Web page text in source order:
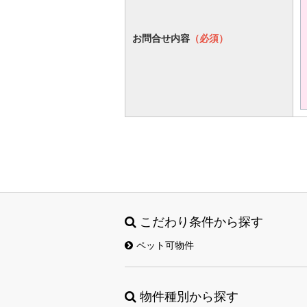
お問合せ内容 （必須）
こだわり条件から探す
ペット可物件
物件種別から探す